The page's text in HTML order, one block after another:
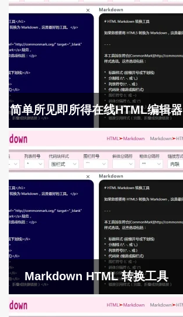
简单所见即所得在线HTML编辑器
Markdown HTML 转换工具